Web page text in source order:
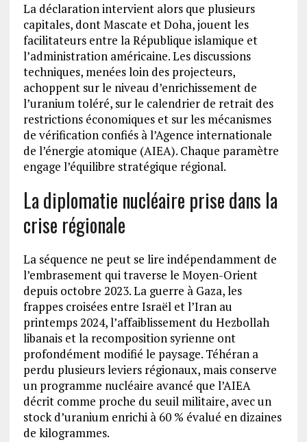
La déclaration intervient alors que plusieurs
capitales, dont Mascate et Doha, jouent les
facilitateurs entre la République islamique et
l’administration américaine. Les discussions
techniques, menées loin des projecteurs,
achoppent sur le niveau d’enrichissement de
l’uranium toléré, sur le calendrier de retrait des
restrictions économiques et sur les mécanismes
de vérification confiés à l’Agence internationale
de l’énergie atomique (AIEA). Chaque paramètre
engage l’équilibre stratégique régional.
La diplomatie nucléaire prise dans la
crise régionale
La séquence ne peut se lire indépendamment de
l’embrasement qui traverse le Moyen-Orient
depuis octobre 2023. La guerre à Gaza, les
frappes croisées entre Israël et l’Iran au
printemps 2024, l’affaiblissement du Hezbollah
libanais et la recomposition syrienne ont
profondément modifié le paysage. Téhéran a
perdu plusieurs leviers régionaux, mais conserve
un programme nucléaire avancé que l’AIEA
décrit comme proche du seuil militaire, avec un
stock d’uranium enrichi à 60 % évalué en dizaines
de kilogrammes.